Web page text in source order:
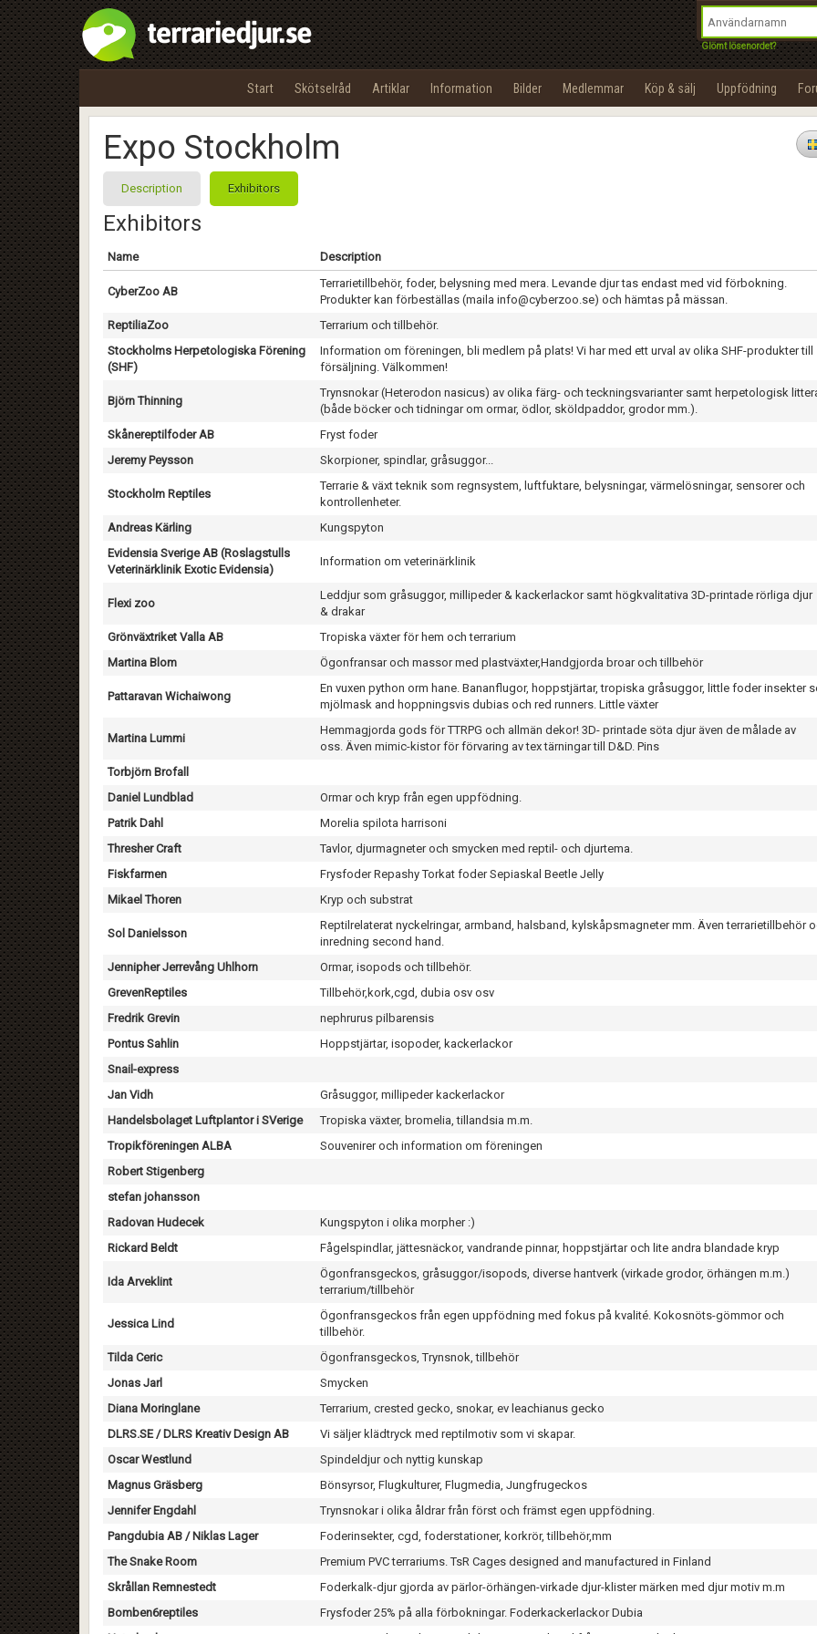
Glömt lösenordet?
Start Skötselråd Artiklar Information Bilder Medlemmar Köp & sälj Uppfödning
Expo Stockholm
Description Exhibitors
Exhibitors
Name Description
CyberZoo AB
Terrarietillbehör, foder, belysning med mera. Levande djur tas endast med vid förbokning.
Produkter kan förbeställas (maila info@cyberzoo.se) och hämtas på mässan.
ReptiliaZoo
Terrarium och tillbehör.
Stockholms Herpetologiska Förening
(SHF)
Information om föreningen, bli medlem på plats! Vi har med ett urval av olika SHF-produkter till
försäljning. Välkommen!
Björn Thinning
Trynsnokar (Heterodon nasicus) av olika färg- och teckningsvarianter samt herpetologisk
(både böcker och tidningar om ormar, ödlor, sköldpaddor, grodor mm.).
Skånereptilfoder AB
Fryst foder
Jeremy Peysson
Skorpioner, spindlar, gråsuggor...
Stockholm Reptiles
Terrarie & växt teknik som regnsystem, luftfuktare, belysningar, värmelösningar, sensorer och
kontrollenheter.
Andreas Kärling
Kungspyton
Evidensia Sverige AB (Roslagstulls
Veterinärklinik Exotic Evidensia)
Information om veterinärklinik
Flexi zoo
Leddjur som gråsuggor, millipeder & kackerlackor samt högkvalitativa 3D-printade rörliga djur
& drakar
Grönväxtriket Valla AB
Tropiska växter för hem och terrarium
Martina Blom
Ögonfransar och massor med plastväxter,Handgjorda broar och tillbehör
Pattaravan Wichaiwong
En vuxen python orm hane. Bananflugor, hoppstjärtar, tropiska gråsuggor, little foder insekter
mjölmask and hoppningsvis dubias och red runners. Little växter
Martina Lummi
Hemmagjorda gods för TTRPG och allmän dekor! 3D- printade söta djur även de målade av
oss. Även mimic-kistor för förvaring av tex tärningar till D&D. Pins
Torbjörn Brofall
Daniel Lundblad
Ormar och kryp från egen uppfödning.
Patrik Dahl
Morelia spilota harrisoni
Thresher Craft
Tavlor, djurmagneter och smycken med reptil- och djurtema.
Fiskfarmen
Frysfoder Repashy Torkat foder Sepiaskal Beetle Jelly
Mikael Thoren
Kryp och substrat
Sol Danielsson
Reptilrelaterat nyckelringar, armband, halsband, kylskåpsmagneter mm. Även terrarietillbehör
inredning second hand.
Jennipher Jerrevång Uhlhorn
Ormar, isopods och tillbehör.
GrevenReptiles
Tillbehör,kork,cgd, dubia osv osv
Fredrik Grevin
nephrurus pilbarensis
Pontus Sahlin
Hoppstjärtar, isopoder, kackerlackor
Snail-express
Jan Vidh
Gråsuggor, millipeder kackerlackor
Handelsbolaget Luftplantor i SVerige
Tropiska växter, bromelia, tillandsia m.m.
Tropikföreningen ALBA
Souvenirer och information om föreningen
Robert Stigenberg
stefan johansson
Radovan Hudecek
Kungspyton i olika morpher :)
Rickard Beldt
Fågelspindlar, jättesnäckor, vandrande pinnar, hoppstjärtar och lite andra blandade kryp
Ida Arveklint
Ögonfransgeckos, gråsuggor/isopods, diverse hantverk (virkade grodor, örhängen m.m.)
terrarium/tillbehör
Jessica Lind
Ögonfransgeckos från egen uppfödning med fokus på kvalité. Kokosnöts-gömmor och
tillbehör.
Tilda Ceric
Ögonfransgeckos, Trynsnok, tillbehör
Jonas Jarl
Smycken
Diana Moringlane
Terrarium, crested gecko, snokar, ev leachianus gecko
DLRS.SE / DLRS Kreativ Design AB
Vi säljer klädtryck med reptilmotiv som vi skapar.
Oscar Westlund
Spindeldjur och nyttig kunskap
Magnus Gräsberg
Bönsyrsor, Flugkulturer, Flugmedia, Jungfrugeckos
Jennifer Engdahl
Trynsnokar i olika åldrar från först och främst egen uppfödning.
Pangdubia AB / Niklas Lager
Foderinsekter, cgd, foderstationer, korkrör, tillbehör,mm
The Snake Room
Premium PVC terrariums. TsR Cages designed and manufactured in Finland
Skrållan Remnestedt
Foderkalk-djur gjorda av pärlor-örhängen-virkade djur-klister märken med djur motiv m.m
Bomben6reptiles
Frysfoder 25% på alla förbokningar. Foderkackerlackor Dubia
Utför
100%
OK
integritetspolicy
Namn:
Epost:
Skapa konto
Begär nytt lösenord
Tillbaka till förstasidan